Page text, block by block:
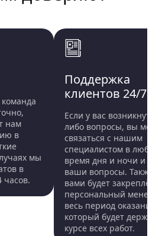
ИИ-порно в
ссылки на ваши интимные
Таким образом, в
ничего нельзя будет
нам
в
мы
в
часов.
Поддержка
клиентов 24/7
Если у вас возникнут
либо вопросы, вы
связаться с нашим
специалистом в любое
время дня и ночи и
ваши вопросы. Также
вами будет закреплён
персональный
весь период оказания
который будет
курсе всех работ.